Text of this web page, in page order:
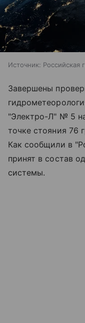
Источник: Российская
Завершены
"Электро-Л" № 5
точке стояния 76
Как сообщили в
принят в состав
системы.